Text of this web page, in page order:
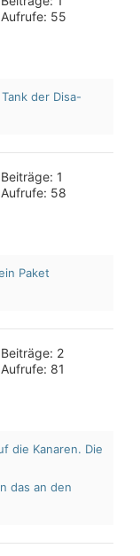
Aufrufe: 55
der Disa-
Beiträge: 1
Aufrufe: 58
Paket
Beiträge: 2
Aufrufe: 81
die Kanaren. Die
das an den